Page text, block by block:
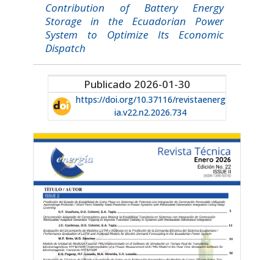
Contribution of Battery Energy
Storage in the Ecuadorian Power
System to Optimize Its Economic
Dispatch
Publicado 2026-01-30
https://doi.org/10.37116/revistaenerg
ia.v22.n2.2026.734